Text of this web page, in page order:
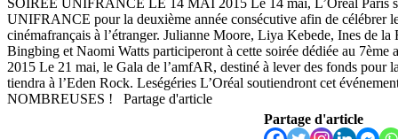
UNIFRANCE pour la deuxième année consécutive afin de célébrer
cinémafrançais à l’étranger. Julianne Moore, Liya Kebede, Ines de la
Bingbing et Naomi Watts participeront à cette soirée dédiée au
2015 Le 21 mai, le Gala de l’amfAR, destiné à lever des fonds pour
tiendra à l’Eden Rock. Leségéries L’Oréal soutiendront cet
NOMBREUSES ! Partage d'article
Partage d'article